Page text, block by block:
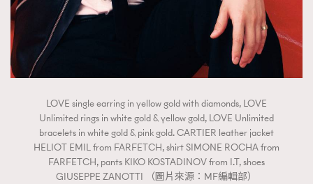
LOVE single earring in yellow gold with diamonds, LOVE
Unlimited rings in white gold & yellow gold, LOVE Unlimited
bracelets in white gold & pink gold. CARTIER leather jacket
HELIOT EMIL from FARFETCH, shirt SIMONE ROCHA from
FARFETCH, pants KIKO KOSTADINOV from I.T, shoes
GIUSEPPE ZANOTTI （圖片來源：MF編輯部）